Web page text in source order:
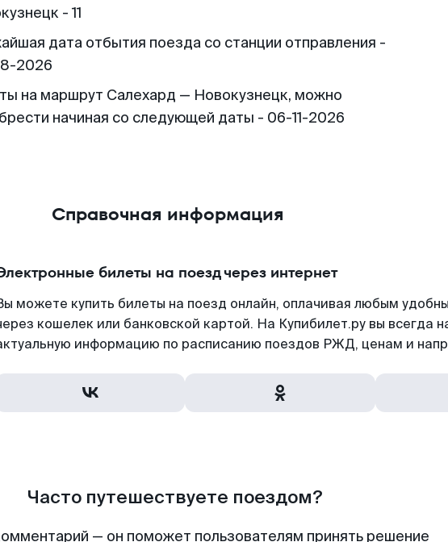
- 11
дата отбытия поезда со станции отправления -
2026
на маршрут Салехард — Новокузнецк, можно
начиная со следующей даты - 06-11-2026
Справочная информация
билеты на поезд через интернет
можете купить билеты на поезд онлайн, оплачивая любым
кошелек или банковской картой. На Купибилет.ру вы всегда
информацию по расписанию поездов РЖД, ценам и
Часто путешествуете поездом?
— он поможет пользователям принять решение